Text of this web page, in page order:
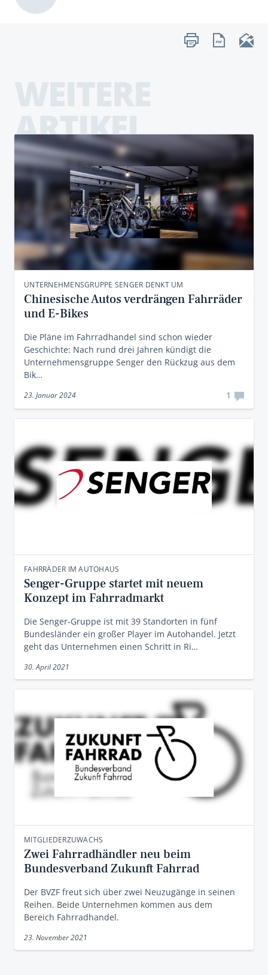
ARTIKEL
UNTERNEHMENSGRUPPE SENGER DENKT UM
Chinesische Autos verdrängen Fahrräder
und E-Bikes
Die Pläne im Fahrradhandel sind schon wieder
Geschichte: Nach rund drei Jahren kündigt die
Unternehmensgruppe Senger den Rückzug aus dem
Bik…
23. Januar 2024 1
FAHRRÄDER IM AUTOHAUS
Senger-Gruppe startet mit neuem
Konzept im Fahrradmarkt
Die Senger-Gruppe ist mit 39 Standorten in fünf
Bundesländer ein großer Player im Autohandel. Jetzt
geht das Unternehmen einen Schritt in Ri…
30. April 2021
MITGLIEDERZUWACHS
Zwei Fahrradhändler neu beim
Bundesverband Zukunft Fahrrad
Der BVZF freut sich über zwei Neuzugänge in seinen
Reihen. Beide Unternehmen kommen aus dem
Bereich Fahrradhandel.
23. November 2021